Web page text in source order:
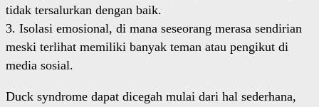
tidak tersalurkan dengan baik.
3. Isolasi emosional, di mana seseorang merasa sendirian
meski terlihat memiliki banyak teman atau pengikut di
media sosial.
Duck syndrome dapat dicegah mulai dari hal sederhana,